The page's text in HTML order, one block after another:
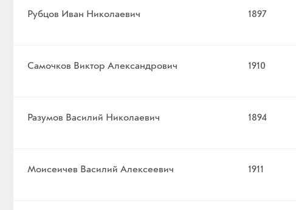
Рубцов Иван Николаевич 1897
Самочков Виктор Александрович 1910
Разумов Василий Николаевич 1894
Моисеичев Василий Алексеевич 1911